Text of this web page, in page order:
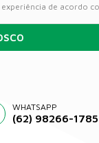
de acordo
WHATSAPP
(62) 98266-1785